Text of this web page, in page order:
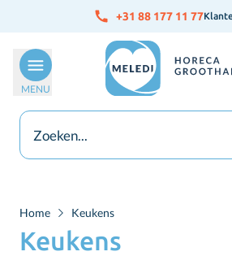
Ga naar de inhoud +31 88 177 11 77
MENU
Home Keukens
Keukens